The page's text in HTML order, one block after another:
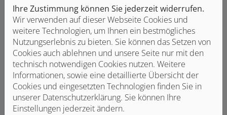
Ihre Zustimmung können Sie jederzeit widerrufen.
Wir verwenden auf dieser Webseite Cookies und
weitere Technologien, um Ihnen ein bestmögliches
Nutzungserlebnis zu bieten. Sie können das Setzen von
Cookies auch ablehnen und unsere Seite nur mit den
technisch notwendigen Cookies nutzen. Weitere
Informationen, sowie eine detaillierte Übersicht der
Cookies und eingesetzten Technologien finden Sie in
unserer Datenschutzerklärung. Sie können Ihre
Einstellungen jederzeit ändern.